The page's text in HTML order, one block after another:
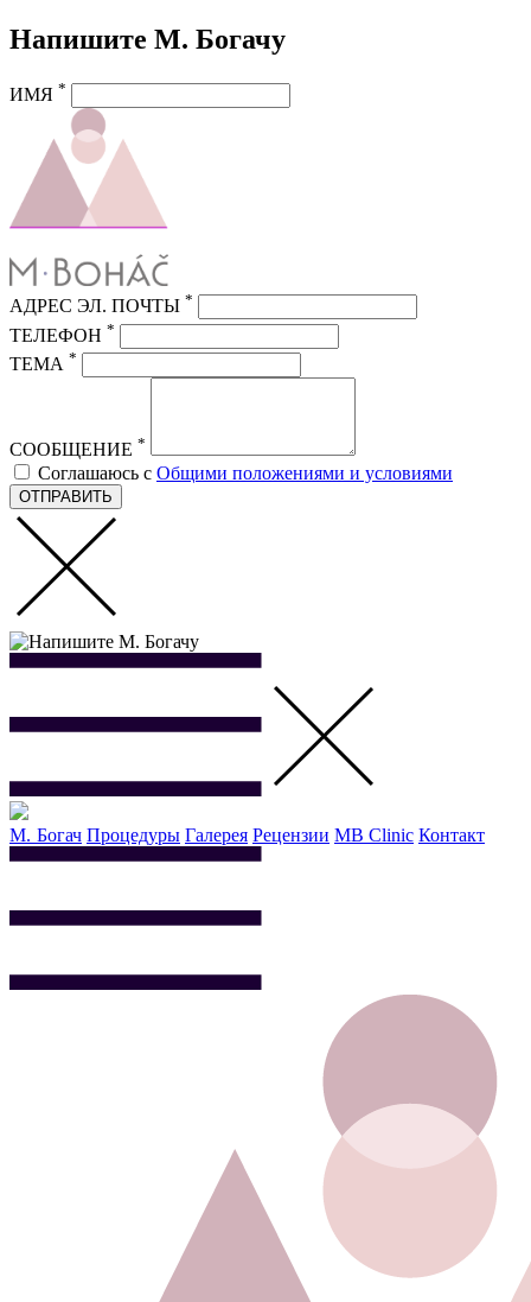
Напишите М. Богачу
ИМЯ *
АДРЕС ЭЛ. ПОЧТЫ *
ТЕЛЕФОН *
ТЕМА *
СООБЩЕНИЕ *
Соглашаюсь с Общими положениями и условиями
М. Богач Процедуры Галерея Рецензии MB Clinic Контакт